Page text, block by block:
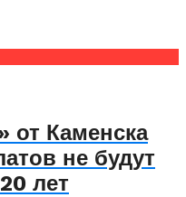
от Каменска
не будут
лет